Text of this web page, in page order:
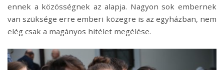
ennek a közösségnek az alapja. Nagyon sok embernek
van szüksége erre emberi közegre is az egyházban, nem
elég csak a magányos hitélet megélése.